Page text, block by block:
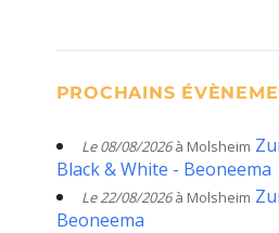
PROCHAINS
Le 08/08/2026à Molsheim
Black & White - Beoneema
Le 22/08/2026à Molsheim
Beoneema